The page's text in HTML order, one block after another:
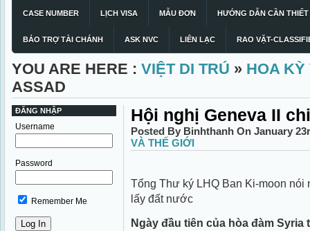
CASE NUMBER LỊCH VISA MẪU ĐƠN HƯỚNG DẪN CẦN THIẾT
BẢO TRỢ TÀI CHÁNH ASK NVC LIÊN LẠC RAO VẶT-
YOU ARE HERE : VIỆT DI TRÚ » HOA KỲ
ASSAD
ĐĂNG NHẬP
Username
Password
Remember Me
Hội nghị Geneva II
Posted By Binhthanh On January
VÀ THẾ GIỚI
Tổng Thư ký LHQ Ban Ki-moon
lấy đất nước
Ngày đầu tiên của hòa đàm